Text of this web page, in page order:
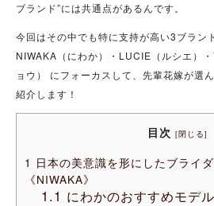
ブランド”には共通点があるんです。
今回はその中でも特に支持が高い3ブラン
NIWAKA（にわか）・LUCIE（ルシエ）
ョウ） にフォーカスして、先輩花嫁が選
紹介します！
目次 [閉じる]
1 日本の美意識を形にしたブライ
《NIWAKA》
1.1 にわかのおすすめモデ